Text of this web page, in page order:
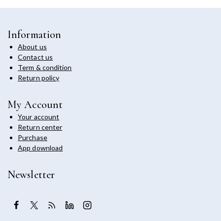
Information
About us
Contact us
Term & condition
Return policy
My Account
Your account
Return center
Purchase
App download
Newsletter